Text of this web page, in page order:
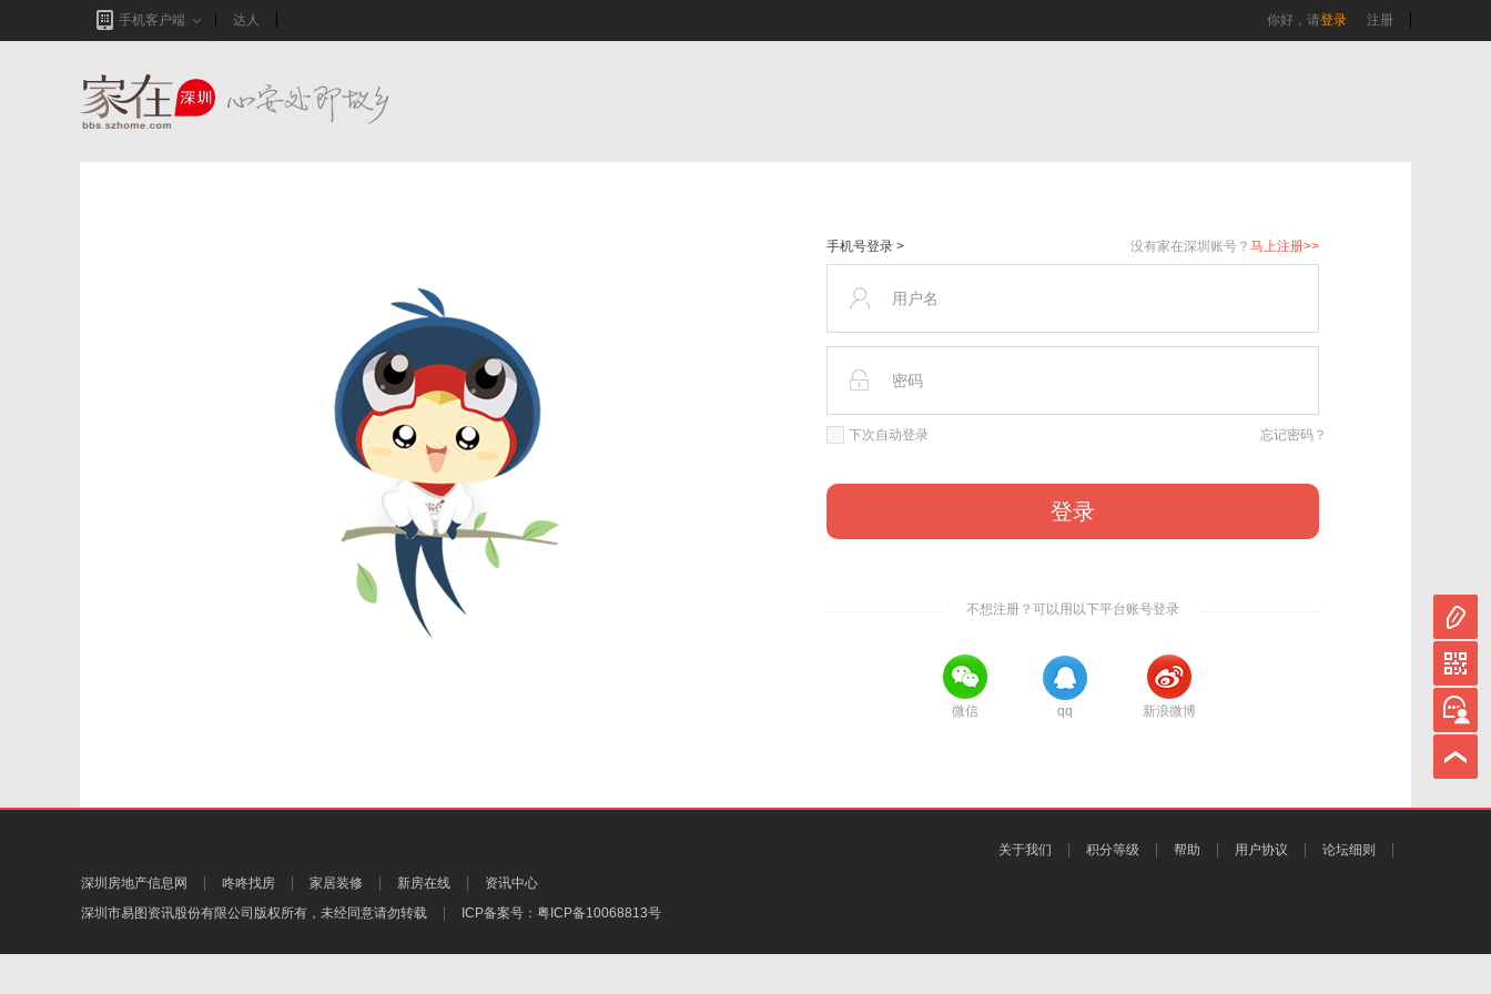
手机客户端 达人 你好，请登录 注册
手机号登录 > 没有家在深圳账号？ 马上注册>>
下次自动登录 忘记密码？
登录
不想注册？可以用以下平台账号登录
微信 qq 新浪微博
深圳房地产信息网 咚咚找房 家居装修 新房在线
资讯中心
深圳市易图资讯股份有限公司 版权所有，未经同意请勿转载 ICP备案号： 粤ICP备10068813号
关于我们 积分等级 帮助 用户协议 论坛细则